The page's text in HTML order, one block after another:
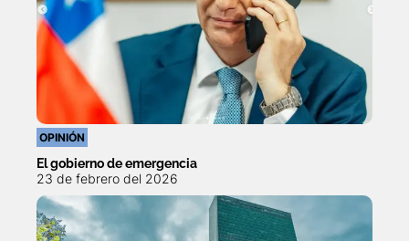
OPINIÓN
El gobierno de emergencia
23 de febrero del 2026